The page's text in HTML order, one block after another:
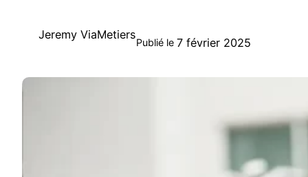
Jeremy ViaMetiers
Publié le 7 février 2025